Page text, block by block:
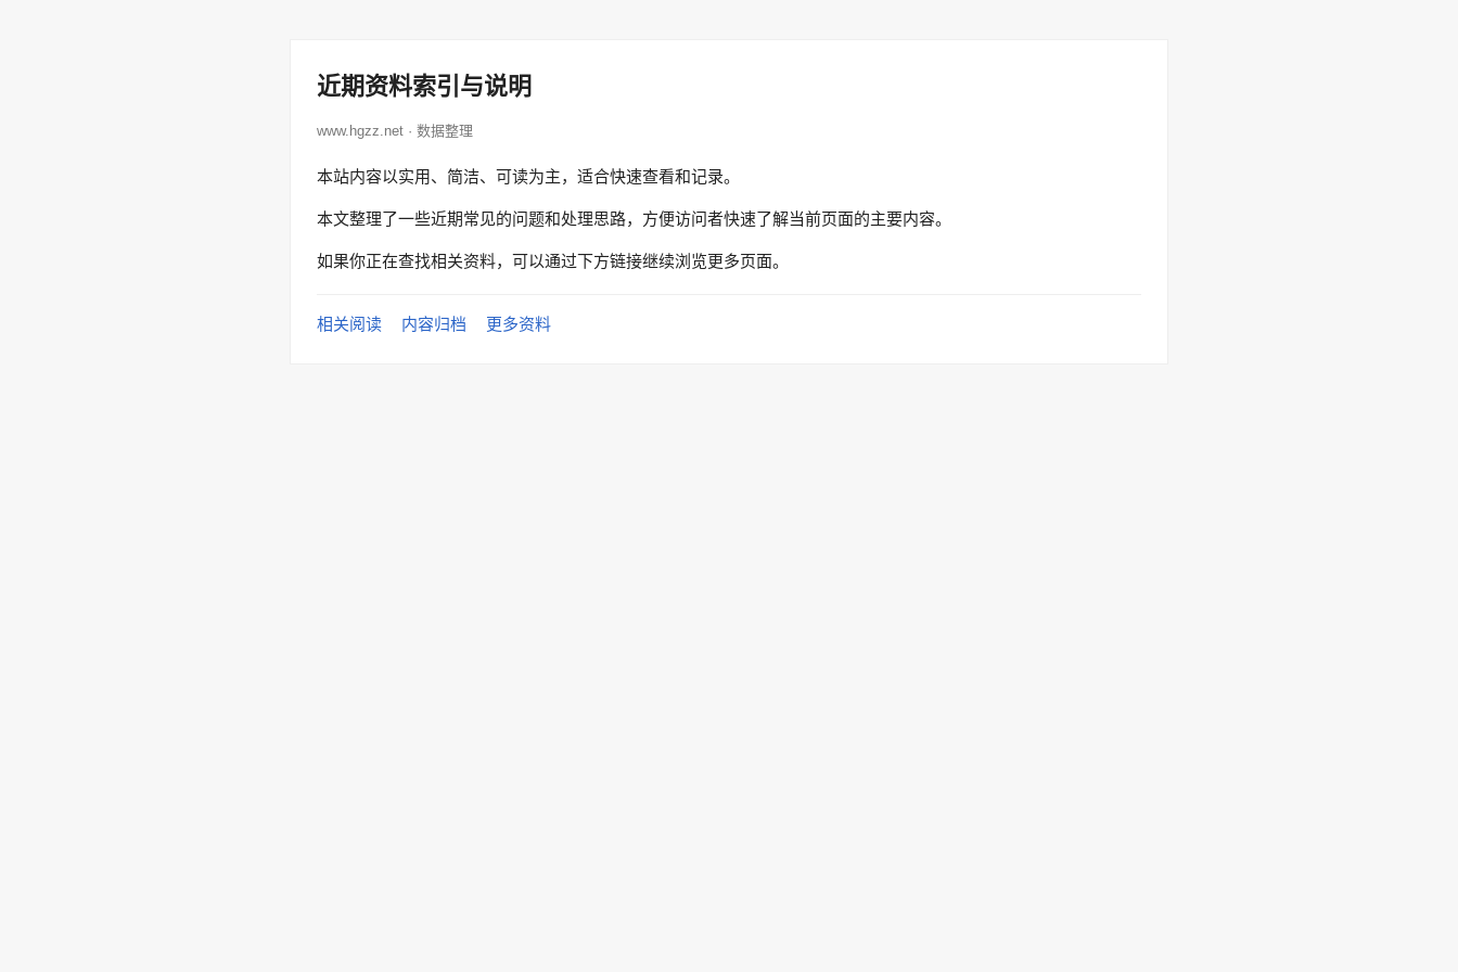
近期资料索引与说明
www.hgzz.net · 数据整理
本站内容以实用、简洁、可读为主，适合快速查看和记录。
本文整理了一些近期常见的问题和处理思路，方便访问者快速了解当前页面的主要内容。
如果你正在查找相关资料，可以通过下方链接继续浏览更多页面。
相关阅读 内容归档 更多资料